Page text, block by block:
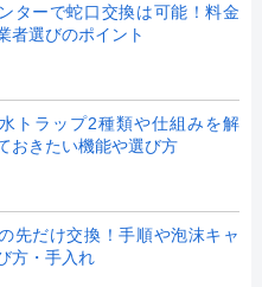
ターで蛇口交換は可能！料金
者選びのポイント
トラップ2種類や仕組みを解
おきたい機能や選び方
先だけ交換！手順や泡沫キャ
方・手入れ